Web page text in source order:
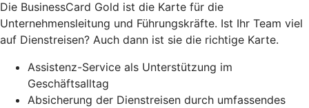
Die BusinessCard Gold ist die Karte für die
Unternehmensleitung und Führungskräfte. Ist Ihr Team viel
auf Dienstreisen? Auch dann ist sie die richtige Karte.
Assistenz-Service als Unterstützung im
Geschäftsalltag
Absicherung der Dienstreisen durch umfassendes